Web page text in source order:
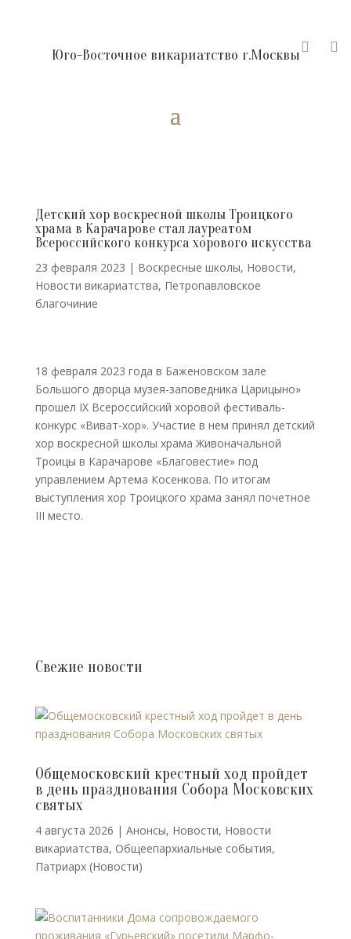
 
Юго-Восточное викариатство г.Москвы
Детский хор воскресной школы Троицкого
храма в Карачарове стал лауреатом
Всероссийского конкурса хорового искусства
23 февраля 2023 | Воскресные школы, Новости,
Новости викариатства, Петропавловское
благочиние
18 февраля 2023 года в Баженовском зале
Большого дворца музея-заповедника Царицыно»
прошел IX Всероссийский хоровой фестиваль-
конкурс «Виват-хор». Участие в нем принял детский
хор воскресной школы храма Живоначальной
Троицы в Карачарове «Благовестие» под
управлением Артема Косенкова. По итогам
выступления хор Троицкого храма занял почетное
III место.
Свежие новости
Общемосковский крестный ход пройдет
в день празднования Собора Московских
святых
4 августа 2026 | Анонсы, Новости, Новости
викариатства, Общеепархиальные события,
Патриарх (Новости)